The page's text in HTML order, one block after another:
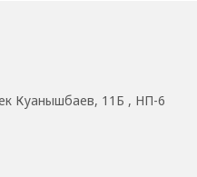
Куанышбаев, 11Б , НП-6